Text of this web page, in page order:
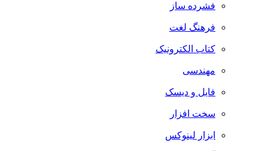
فشرده ساز
فرهنگ لغت
کتاب الکترونیک
مهندسی
فایل و دیسک
سخت افزار
ابزار لینوکس